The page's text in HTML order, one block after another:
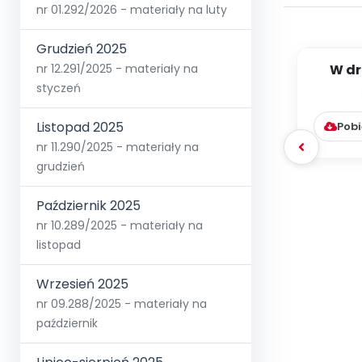
nr 01.292/2026 - materiały na luty
Grudzień 2025
nr 12.291/2025 - materiały na
styczeń
Listopad 2025
nr 11.290/2025 - materiały na
grudzień
Październik 2025
nr 10.289/2025 - materiały na
listopad
Wrzesień 2025
nr 09.288/2025 - materiały na
październik
W